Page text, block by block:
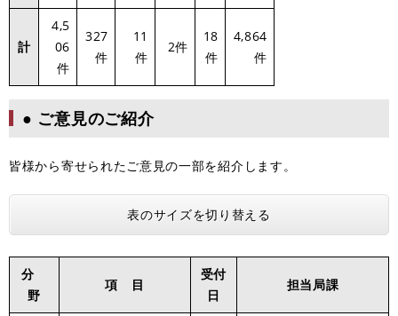
計
4,5
06
件
327
件
11
件
2件
18
件
4,864
件
● ご意見のご紹介
皆様から寄せられたご意見の一部を紹介します。
表のサイズを切り替える
分
野
項 目
受付
日
担当局課